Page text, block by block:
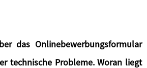
das Onlinebewerbungsformular
technische Probleme. Woran liegt